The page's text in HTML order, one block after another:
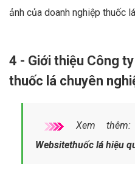
ảnh của doanh nghiệp thuốc
4 - Giới thiệu Công
thuốc lá chuyên
Xem
Websitethuốc lá hiệu